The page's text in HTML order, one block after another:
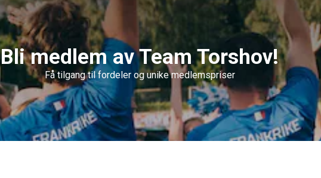
Bli medlem av Team Torshov!
Få tilgang til fordeler og unike medlemspriser